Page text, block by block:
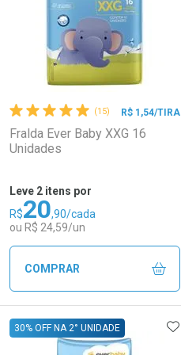
Ativar Desconto
Comprar sem Desconto
Comprar sem Desconto
(15) R$ 1,54/TIRA
Fralda Ever Baby XXG 16
Unidades
Leve 2 itens por
R$20,90/cada
ou R$ 24,59/un
COMPRAR
AOS FAVORITOS
30% OFF NA 2° UNIDADE